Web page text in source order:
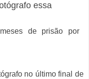
essa
no último final de